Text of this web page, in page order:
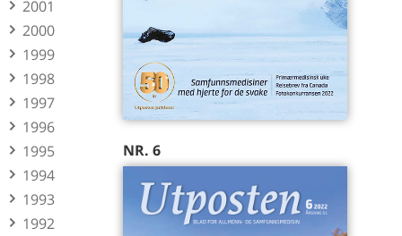
2001
2000
1999
1998
1997
1996
1995
1994
1993
1992
NR. 6